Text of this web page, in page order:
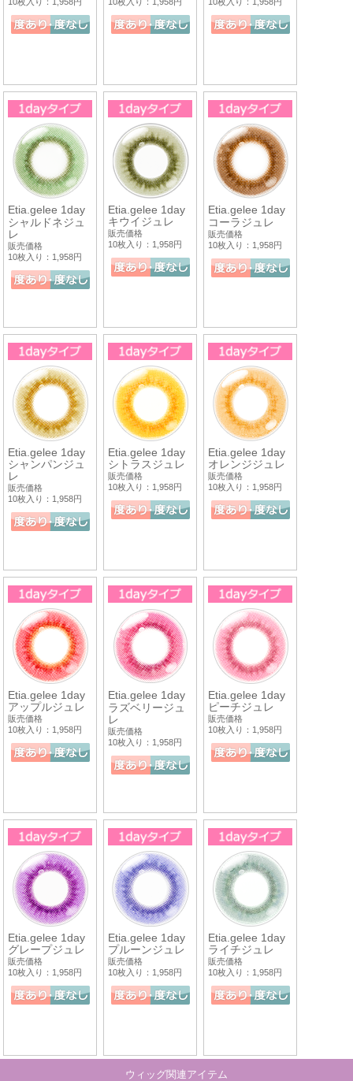
Etia.gelee 1day
シャルドネジュ
レ
販売価格
10枚入り：1,958円
Etia.gelee 1day
キウイジュレ
販売価格
10枚入り：1,958円
Etia.gelee 1day
コーラジュレ
販売価格
10枚入り：1,958円
Etia.gelee 1day
シャンパンジュ
レ
販売価格
10枚入り：1,958円
Etia.gelee 1day
シトラスジュレ
販売価格
10枚入り：1,958円
Etia.gelee 1day
オレンジジュレ
販売価格
10枚入り：1,958円
Etia.gelee 1day
アップルジュレ
販売価格
10枚入り：1,958円
Etia.gelee 1day
ラズベリージュ
レ
販売価格
10枚入り：1,958円
Etia.gelee 1day
ピーチジュレ
販売価格
10枚入り：1,958円
Etia.gelee 1day
グレープジュレ
販売価格
10枚入り：1,958円
Etia.gelee 1day
プルーンジュレ
販売価格
10枚入り：1,958円
Etia.gelee 1day
ライチジュレ
販売価格
10枚入り：1,958円
ウィッグ関連アイテム